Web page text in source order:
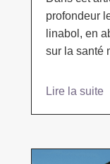
profondeur
linabol, en
sur la santé
Lire la suite